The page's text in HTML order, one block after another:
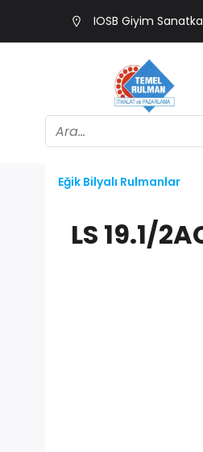
IOSB Giyim
Eğik Bilyalı Rulmanlar
LS 19.1/